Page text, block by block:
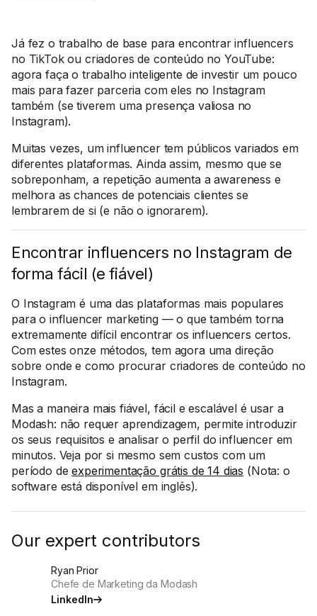
Já fez o trabalho de base para encontrar influencers
no TikTok ou criadores de conteúdo no YouTube:
agora faça o trabalho inteligente de investir um pouco
mais para fazer parceria com eles no Instagram
também (se tiverem uma presença valiosa no
Instagram).
Muitas vezes, um influencer tem públicos variados em
diferentes plataformas. Ainda assim, mesmo que se
sobreponham, a repetição aumenta a awareness e
melhora as chances de potenciais clientes se
lembrarem de si (e não o ignorarem).
Encontrar influencers no Instagram de
forma fácil (e fiável)
O Instagram é uma das plataformas mais populares
para o influencer marketing — o que também torna
extremamente difícil encontrar os influencers certos.
Com estes onze métodos, tem agora uma direção
sobre onde e como procurar criadores de conteúdo no
Instagram.
Mas a maneira mais fiável, fácil e escalável é usar a
Modash: não requer aprendizagem, permite introduzir
os seus requisitos e analisar o perfil do influencer em
minutos. Veja por si mesmo sem custos com um
período deexperimentação grátis de 14 dias (Nota: o
software está disponível em inglês).
Our expert contributors
Ryan Prior
Chefe de Marketing da Modash
LinkedIn